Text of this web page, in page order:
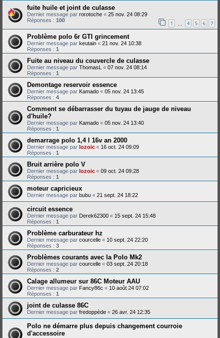
fuite huile et joint de culasse
Dernier message par rorotoche « 25 nov. 24 08:29
Réponses : 100 1 4 5 6 7
Problème polo 6r GTI grincement
Dernier message par keutain « 21 nov. 24 10:38
Réponses : 1
Fuite au niveau du couvercle de culasse
Dernier message par ThomasL « 07 nov. 24 08:14
Réponses : 1
Demontage reservoir essence
Dernier message par Kamado « 05 nov. 24 13:45
Réponses : 4
Comment se débarrasser du tuyau de jauge de niveau
d'huile?
Dernier message par Kamado « 05 nov. 24 13:40
Réponses : 1
demarrage polo 1,4 l 16v an 2000
Dernier message par lozoic « 16 oct. 24 09:09
Réponses : 1
Bruit arrière polo V
Dernier message par lozoic « 09 oct. 24 09:28
Réponses : 1
moteur capricieux
Dernier message par bubu « 21 sept. 24 18:22
circuit essence
Dernier message par Derek62300 « 15 sept. 24 15:48
Réponses : 1
Problème carburateur hz
Dernier message par courcelle « 10 sept. 24 22:20
Réponses : 3
Problèmes courants avec la Polo Mk2
Dernier message par courcelle « 03 sept. 24 20:18
Réponses : 2
Calage allumeur sur 86C Moteur AAU
Dernier message par Fancy86c « 10 août 24 07:02
Réponses : 1
joint de culasse 86C
Dernier message par fredoppède « 26 avr. 24 12:35
Polo ne démarre plus depuis changement courroie
d'accessoire